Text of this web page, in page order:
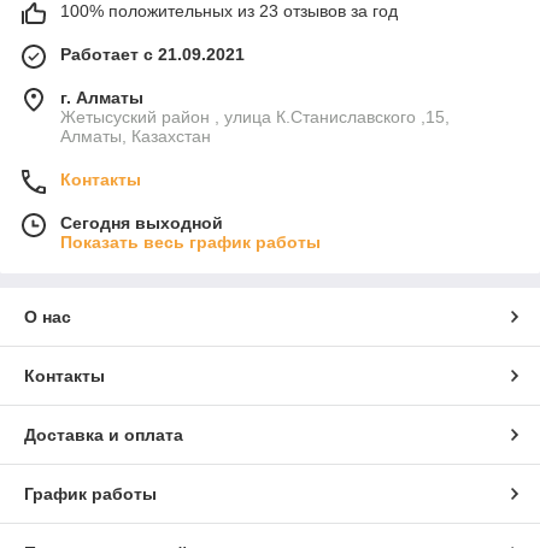
100% положительных из 23 отзывов за год
Работает с 21.09.2021
г. Алматы
Жетысуский район , улица К.Станиславского ,15,
Алматы, Казахстан
Контакты
Сегодня выходной
Показать весь график работы
О нас
Контакты
Доставка и оплата
График работы